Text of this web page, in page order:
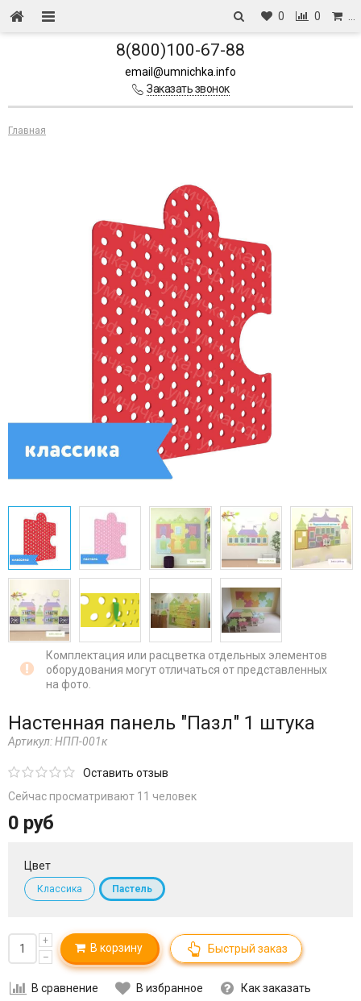
0 0
8(800)100-67-88
email@umnichka.info
Заказать звонок
Главная
Комплектация или расцветка отдельных элементов
оборудования могут отличаться от представленных
на фото.
Настенная панель "Пазл" 1 штука
Артикул:НПП-001к
Оставить отзыв
Сейчас просматривают 11 человек
0 руб
Цвет
Классика Пастель
+
–
В корзину Быстрый заказ
В сравнение В избранное Как заказать